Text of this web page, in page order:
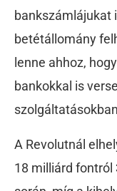
bankszámlájukat
betétállomány
lenne ahhoz,
bankokkal is
A Revolutnál
18 milliárd